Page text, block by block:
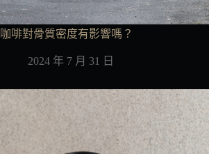
咖啡對骨質密度有影響嗎？
2024 年 7 月 31 日